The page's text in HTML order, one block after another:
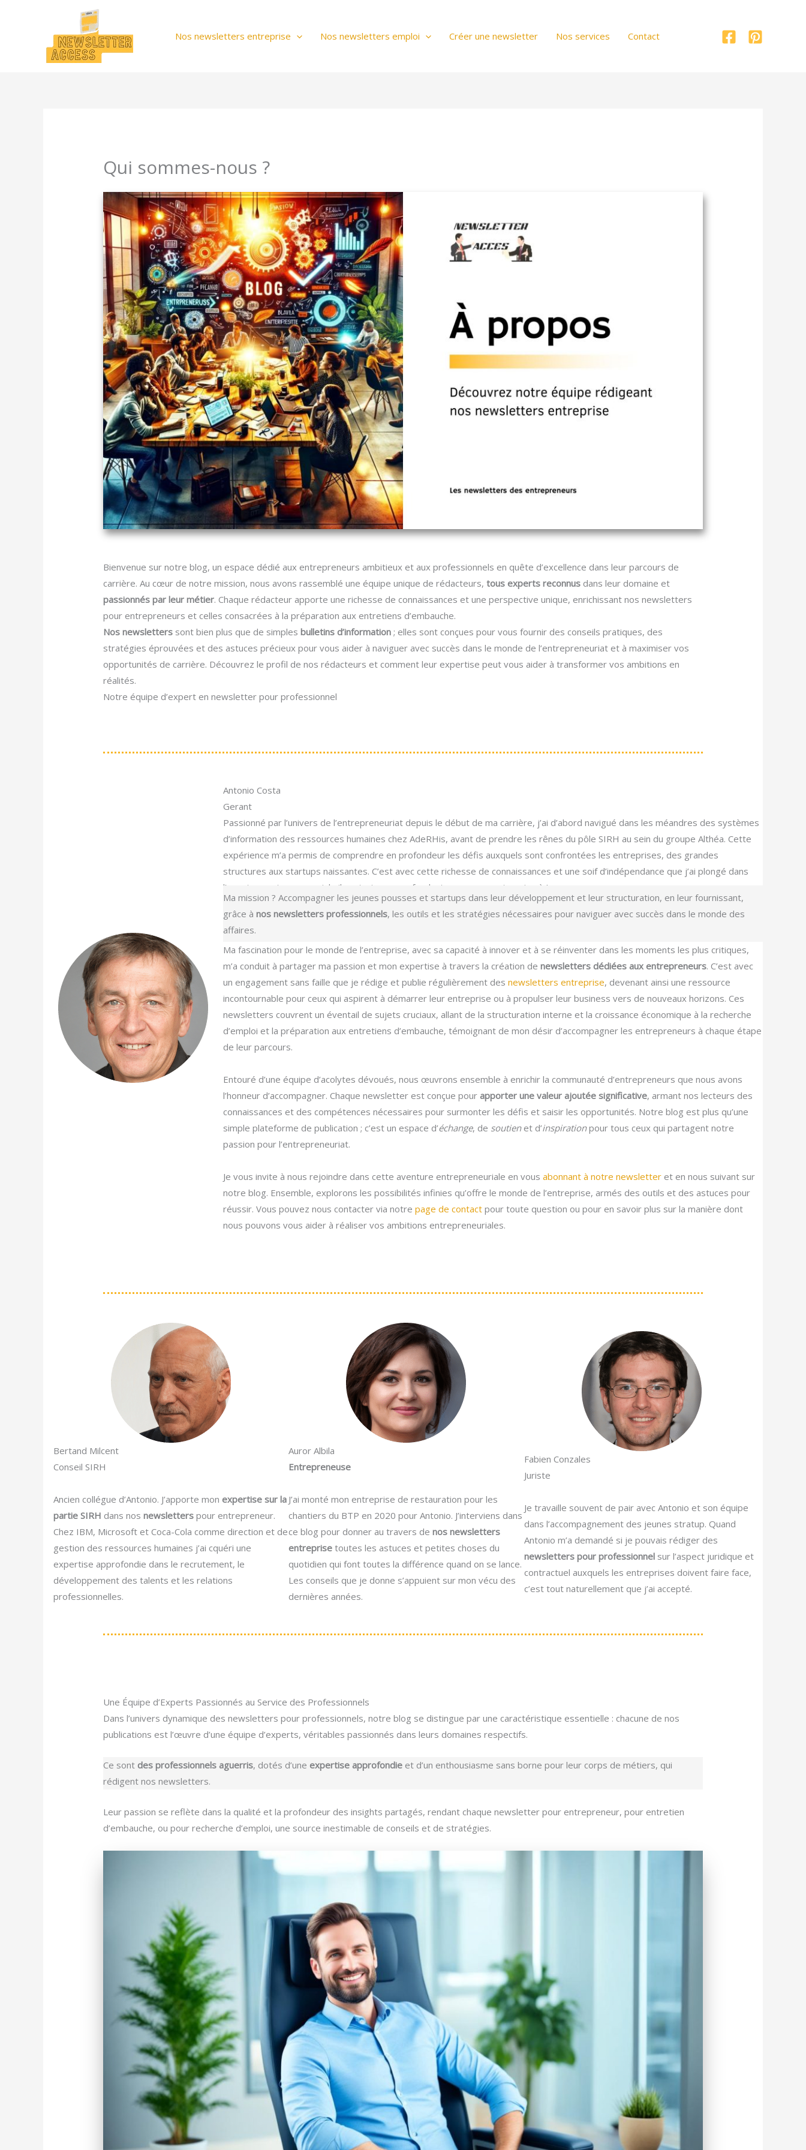
Nos newsletters entreprise Nos newsletters emploi Créer une newsletter Nos services Contact
Qui sommes-nous ?
Bienvenue sur notre blog, un espace dédié aux entrepreneurs ambitieux et aux professionnels en quête d’excellence dans leur parcours de
carrière. Au cœur de notre mission, nous avons rassemblé une équipe unique de rédacteurs,tous experts reconnus dans leur domaine et
passionnés par leur métier. Chaque rédacteur apporte une richesse de connaissances et une perspective unique, enrichissant nos newsletters
pour entrepreneurs et celles consacrées à la préparation aux entretiens d’embauche.
Nos newsletters sont bien plus que de simplesbulletins d’information ; elles sont conçues pour vous fournir des conseils pratiques, des
stratégies éprouvées et des astuces précieux pour vous aider à naviguer avec succès dans le monde de l’entrepreneuriat et à maximiser vos
opportunités de carrière. Découvrez le profil de nos rédacteurs et comment leur expertise peut vous aider à transformer vos ambitions en
réalités.
Notre équipe d’expert en newsletter pour professionnel
Antonio Costa
Gerant
Passionné par l’univers de l’entrepreneuriat depuis le début de ma carrière, j’ai d’abord navigué dans les méandres des systèmes
d’information des ressources humaines chez AdeRHis, avant de prendre les rênes du pôle SIRH au sein du groupe Althéa. Cette
expérience m’a permis de comprendre en profondeur les défis auxquels sont confrontées les entreprises, des grandes
structures aux startups naissantes. C’est avec cette richesse de connaissances et une soif d’indépendance que j’ai plongé dans
l’aventure entrepreneuriale il y a trois ans, en fondant ma propre entreprise à Lyon.
Ma mission ? Accompagner les jeunes pousses et startups dans leur développement et leur structuration, en leur fournissant,
grâce à nos newsletters professionnels, les outils et les stratégies nécessaires pour naviguer avec succès dans le monde des
affaires.
Ma fascination pour le monde de l’entreprise, avec sa capacité à innover et à se réinventer dans les moments les plus critiques,
m’a conduit à partager ma passion et mon expertise à travers la création de newsletters dédiées aux entrepreneurs. C’est avec
un engagement sans faille que je rédige et publie régulièrement des newsletters entreprise, devenant ainsi une ressource
incontournable pour ceux qui aspirent à démarrer leur entreprise ou à propulser leur business vers de nouveaux horizons. Ces
newsletters couvrent un éventail de sujets cruciaux, allant de la structuration interne et la croissance économique à la recherche
d’emploi et la préparation aux entretiens d’embauche, témoignant de mon désir d’accompagner les entrepreneurs à chaque étape
de leur parcours.
Entouré d’une équipe d’acolytes dévoués, nous œuvrons ensemble à enrichir la communauté d’entrepreneurs que nous avons
l’honneur d’accompagner. Chaque newsletter est conçue pour apporter une valeur ajoutée significative, armant nos lecteurs des
connaissances et des compétences nécessaires pour surmonter les défis et saisir les opportunités. Notre blog est plus qu’une
simple plateforme de publication ; c’est un espace d’échange, de soutien et d’inspirationpour tous ceux qui partagent notre
passion pour l’entrepreneuriat.
Je vous invite à nous rejoindre dans cette aventure entrepreneuriale en vous abonnant à notre newsletter et en nous suivant sur
notre blog. Ensemble, explorons les possibilités infinies qu’offre le monde de l’entreprise, armés des outils et des astuces pour
réussir. Vous pouvez nous contacter via notre page de contact pour toute question ou pour en savoir plus sur la manière dont
nous pouvons vous aider à réaliser vos ambitions entrepreneuriales.
Bertand Milcent
Conseil SIRH
Ancien collégue d’Antonio. J’apporte mon expertise sur la
partie SIRH dans nos newsletters pour entrepreneur.
Chez IBM, Microsoft et Coca-Cola comme direction et de
gestion des ressources humaines j’ai cquéri une
expertise approfondie dans le recrutement, le
développement des talents et les relations
professionnelles.
Auror Albila
Entrepreneuse
J’ai monté mon entreprise de restauration pour les
chantiers du BTP en 2020 pour Antonio. J’interviens dans
ce blog pour donner au travers denos newsletters
entreprise toutes les astuces et petites choses du
quotidien qui font toutes la différence quand on se lance.
Les conseils que je donne s’appuient sur mon vécu des
dernières années.
Fabien Conzales
Juriste
Je travaille souvent de pair avec Antonio et son équipe
dans l’accompagnement des jeunes stratup. Quand
Antonio m’a demandé si je pouvais rédiger des
newsletters pour professionnelsur l’aspect juridique et
contractuel auxquels les entreprises doivent faire face,
c’est tout naturellement que j’ai accepté.
Une Équipe d’Experts Passionnés au Service des Professionnels
Dans l’univers dynamique des newsletters pour professionnels, notre blog se distingue par une caractéristique essentielle : chacune de nos
publications est l’œuvre d’une équipe d’experts, véritables passionnés dans leurs domaines respectifs.
Ce sont des professionnels aguerris, dotés d’une expertise approfondie et d’un enthousiasme sans borne pour leur corps de métiers, qui
rédigent nos newsletters.
Leur passion se reflète dans la qualité et la profondeur des insights partagés, rendant chaque newsletter pour entrepreneur, pour entretien
d’embauche, ou pour recherche d’emploi, une source inestimable de conseils et de stratégies.